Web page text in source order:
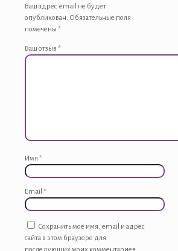
Ваш адрес email не будет
опубликован. Обязательные поля
помечены *
Ваш отзыв *
Имя *
Email *
Сохранить моё имя, email и адрес
сайта в этом браузере для
последующих моих комментариев.